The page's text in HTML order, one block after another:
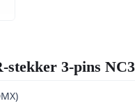
3-pins